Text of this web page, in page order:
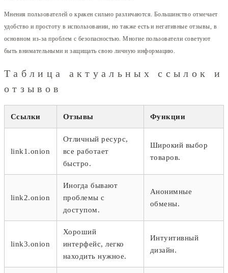
Мнения пользователей о кракен сильно различаются. Большинство отмечает
удобство и простоту в использовании, но также есть и негативные отзывы, в
основном из-за проблем с безопасностью. Многие пользователи советуют
быть внимательными и защищать свою личную информацию.
Таблица актуальных ссылок и
отзывов
Ссылки Отзывы Функции
link1.onion
Отличный ресурс,
все работает
быстро.
Широкий выбор
товаров.
link2.onion
Иногда бывают
проблемы с
доступом.
Анонимные
обмены.
link3.onion
Хороший
интерфейс, легко
находить нужное.
Интуитивный
дизайн.